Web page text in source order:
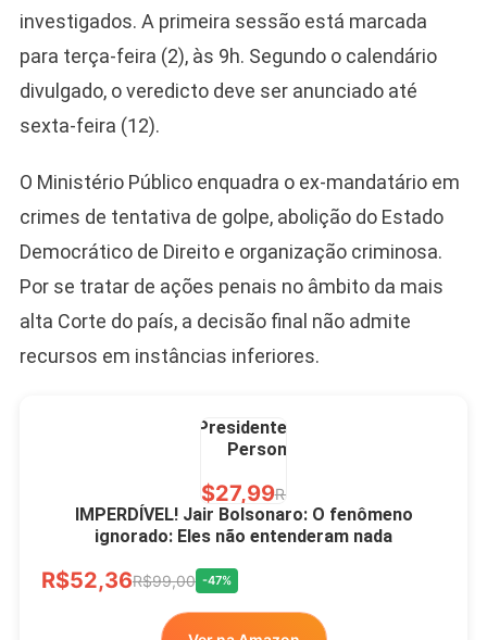
investigados. A primeira sessão está marcada
para terça-feira (2), às 9h. Segundo o calendário
divulgado, o veredicto deve ser anunciado até
sexta-feira (12).
O Ministério Público enquadra o ex-mandatário em
crimes de tentativa de golpe, abolição do Estado
Democrático de Direito e organização criminosa.
Por se tratar de ações penais no âmbito da mais
alta Corte do país, a decisão final não admite
recursos em instâncias inferiores.
Camiseta Camisa
2026 Pátria Brasil 6 X
Ver no MERCADO
LIVRE
Presidente Porcelana
Personalizada
R$27,99R$49,00
IMPERDÍVEL! Jair Bolsonaro: O fenômeno
ignorado: Eles não entenderam nada
R$52,36R$99,00 -47%